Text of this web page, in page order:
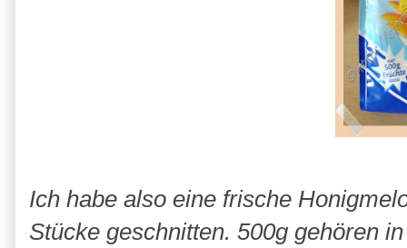
Ich habe also eine frische
Stücke geschnitten. 500g gehören